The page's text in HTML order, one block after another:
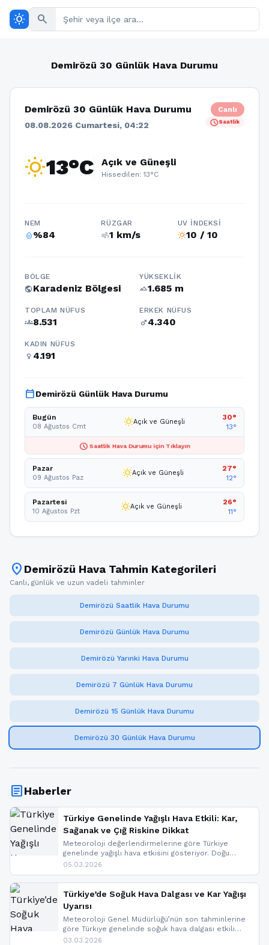
wb_sunny search
Demirözü 30 Günlük Hava Durumu
Demirözü 30 Günlük Hava Durumu
08.08.2026 Cumartesi, 04:22
Canlı
scheduleSaatlik
wb_sunny13°C Açık ve Güneşli
Hissedilen: 13°C
NEM
humidity_percentage%84
RÜZGAR
air1 km/s
UV İNDEKSI
wb_sunny10 / 10
BÖLGE
publicKaradeniz Bölgesi
YÜKSEKLIK
terrain1.685 m
TOPLAM NÜFUS
groups8.531
ERKEK NÜFUS
male4.340
KADIN NÜFUS
female 4.191
calendar_todayDemirözü Günlük Hava Durumu
Bugün
08 Ağustos Cmt wb_sunnyAçık ve Güneşli
30°
13°
schedule Saatlik Hava Durumu için Tıklayın
Pazar
09 Ağustos Paz wb_sunnyAçık ve Güneşli
27°
12°
Pazartesi
10 Ağustos Pzt wb_sunnyAçık ve Güneşli
26°
11°
location_on Demirözü Hava Tahmin Kategorileri
Canlı, günlük ve uzun vadeli tahminler
Demirözü Saatlik Hava Durumu
Demirözü Günlük Hava Durumu
Demirözü Yarınki Hava Durumu
Demirözü 7 Günlük Hava Durumu
Demirözü 15 Günlük Hava Durumu
Demirözü 30 Günlük Hava Durumu
articleHaberler
Türkiye Genelinde Yağışlı Hava Etkili: Kar,
Sağanak ve Çığ Riskine Dikkat
Meteoroloji değerlendirmelerine göre Türkiye
genelinde yağışlı hava etkisini gösteriyor. Doğu
bölgelerinde kar yağışı beklenirken Marmara ve
ise çığ tehlikesi bulunuyor. İç kesimlerde sis ve pus
nedeniyle görüş mesafesinde azalma
yaşanabileceği belirtiliyor.
05.03.2026
Türkiye’de Soğuk Hava Dalgası ve Kar Yağışı
Uyarısı
Meteoroloji Genel Müdürlüğü’nün son tahminlerine
göre Türkiye genelinde soğuk hava dalgası etkili
oluyor. Birçok il için kar yağışı ve buzlanma uyarısı
03.03.2026